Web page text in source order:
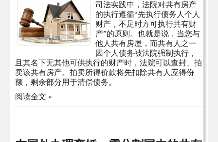
司法实践中，法院对共有房产
的执行遵循“先执行债务人个人
财产，不足时方可执行共有财
产”的原则。也就是说，当您与
他人共有房屋，而共有人之一
因个人债务被法院强制执行，
且其名下无其他可供执行的财产时，法院可以查封、拍
卖该共有房产。拍卖所得价款将先扣除共有人应得份
额，剩余部分用于清偿债务。
阅读全文 »